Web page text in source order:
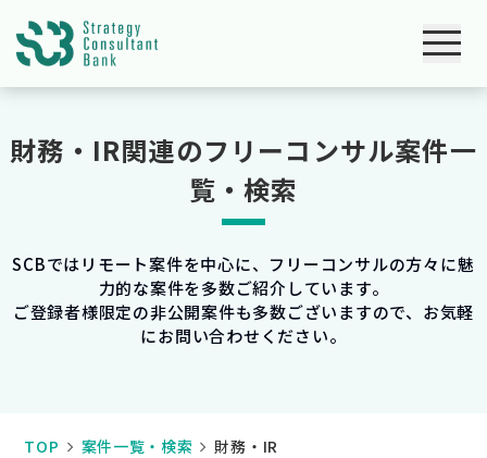
財務・IR関連のフリーコンサル案件一
覧・検索
SCBではリモート案件を中心に、フリーコンサルの方々に魅
力的な案件を多数ご紹介しています。
ご登録者様限定の非公開案件も多数ございますので、お気軽
にお問い合わせください。
TOP 案件一覧・検索 財務・IR